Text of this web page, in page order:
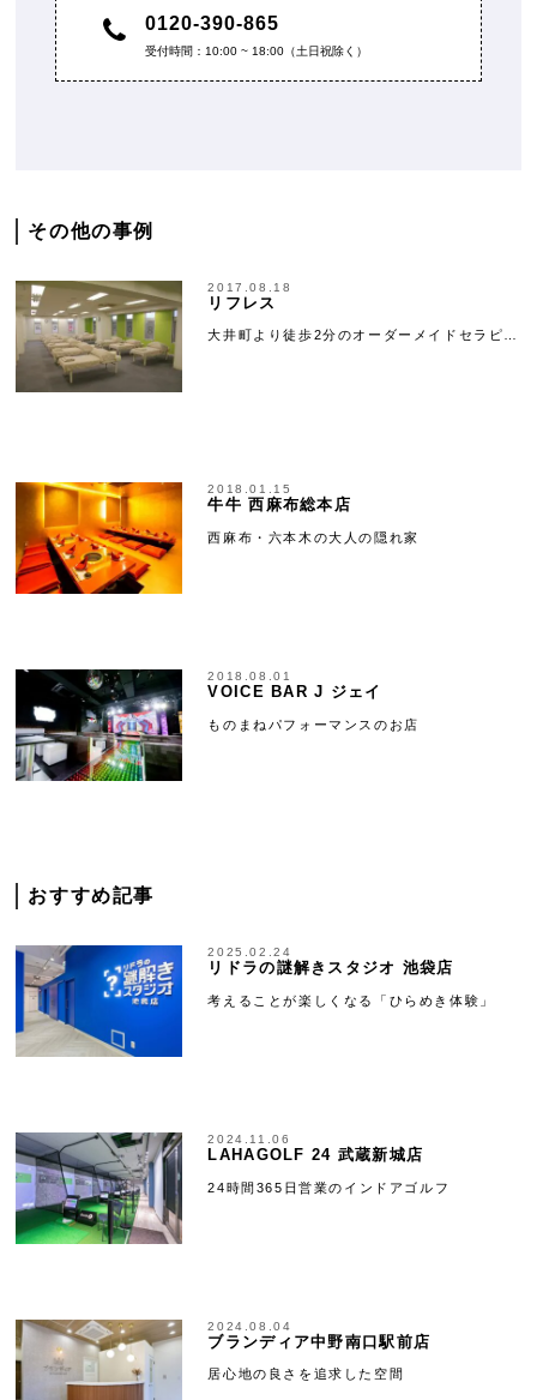
0120-390-865
受付時間：10:00 ~ 18:00（土日祝除く）
その他の事例
2017.08.18
リフレス
大井町より徒歩2分のオーダーメイドセラピ…
2018.01.15
牛牛 西麻布総本店
西麻布・六本木の大人の隠れ家
2018.08.01
VOICE BAR J ジェイ
ものまねパフォーマンスのお店
おすすめ記事
2025.02.24
リドラの謎解きスタジオ 池袋店
考えることが楽しくなる「ひらめき体験」
2024.11.06
LAHAGOLF 24 武蔵新城店
24時間365日営業のインドアゴルフ
2024.08.04
ブランディア中野南口駅前店
居心地の良さを追求した空間